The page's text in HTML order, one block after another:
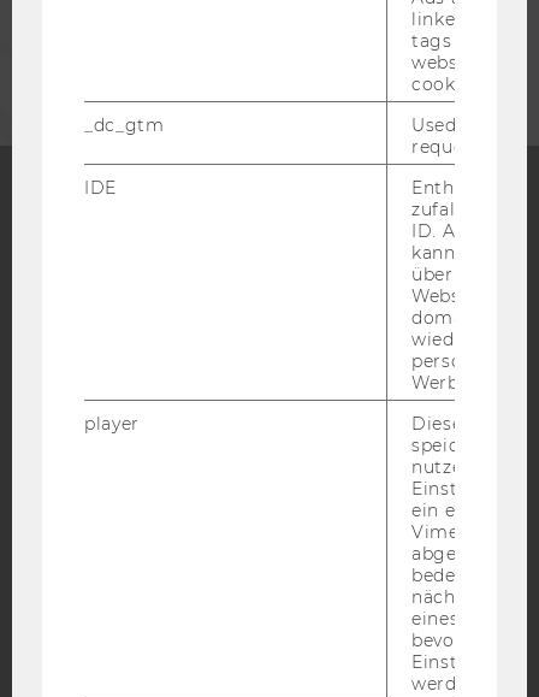
Blog
Bluesky
BARRIEREFREIHEITSERKLÄRUNG WEBSEITE
DATENSCHUTZERKLÄRUNG SOCIAL MEDIA
STUDIENBEWERBER*INNEN UND STUDIERENDE
linked, the
tags on the
website read
cookie.
_dc_gtm
Used to
request rate.
IDE
Enthält eine
ID. Anhand
kann Google
über
Websites
Werbung
player
Dieses Cookie
speichert
ein
Vimeo-Video
abgespielt
bedeutet,
nächsten
eines Vimeo-
bevorzugten
werden.